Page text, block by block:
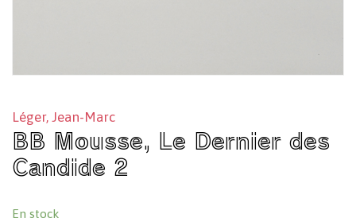
Léger, Jean-Marc
BB Mousse, Le Dernier des
Candide 2
En stock